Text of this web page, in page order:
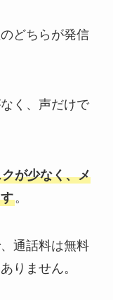
どちらが発信
く、声だけで
が少なく、メ
。
通話料は無料
りません。